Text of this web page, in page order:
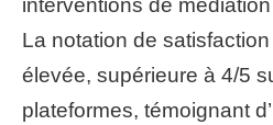
interventions de
La notation de
élevée, supérieure à 4/5
plateformes, témoignant